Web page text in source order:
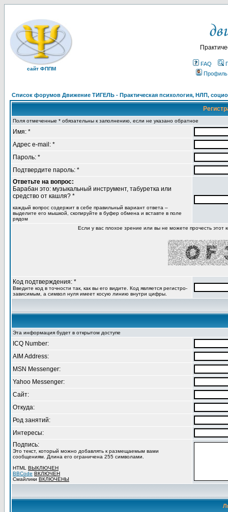
сайт ФППМ
FAQ
Профиль
Список форумов Движение ТИГЕЛЬ - Практическая психология, НЛП,
Поля отмеченные * обязательны к заполнению, если не указано обратное
Имя: *
Адрес e-mail: *
Пароль: *
Подтвердите пароль: *
Ответьте на вопрос:
Барабан это: музыкальный инструмент, табуретка или
средство от кашля? *
каждый вопрос содержит в себе правильный вариант ответа –
выделите его мышкой, скопируйте в буфер обмена и вставте в поле
рядом
Если у вас плохое зрение или вы не можете прочесть этот
Код подтверждения: *
Введите код в точности так, как вы его видите. Код является регистро-
зависимым, а символ нуля имеет косую линию внутри цифры.
Эта информация будет в открытом доступе
ICQ Number:
AIM Address:
MSN Messenger:
Yahoo Messenger:
Сайт:
Откуда:
Род занятий:
Интересы:
Подпись:
Это текст, который можно добавлять к размещаемым вами
сообщениям. Длина его ограничена 255 символами.
HTML ВЫКЛЮЧЕН
BBCode ВКЛЮЧЕН
Смайлики ВКЛЮЧЕНЫ